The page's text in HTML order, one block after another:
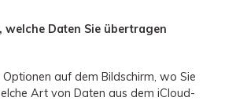
welche Daten Sie übertragen
auf dem Bildschirm, wo Sie
Art von Daten aus dem iCloud-